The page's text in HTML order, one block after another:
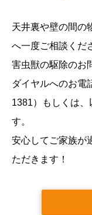
天井裏や壁の間の
へ一度ご相談くだ
害虫獣の駆除のお
ダイヤルへのお電
1381 ）もしくは、
す。
安心してご家族が
ただきます！